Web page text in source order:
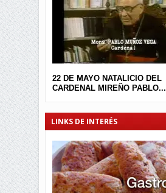
22 DE MAYO NATALICIO DEL
CARDENAL MIREÑO PABLO...
LINKS DE INTERÉS